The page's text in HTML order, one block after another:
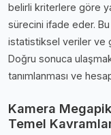
belirli kriterlere göre
sürecini ifade eder.
istatistiksel veriler ve
Doğru sonuca
tanımlanması ve
Kamera
Temel